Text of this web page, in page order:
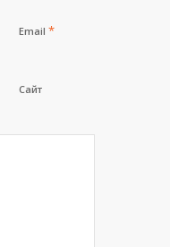
Email *
Сайт